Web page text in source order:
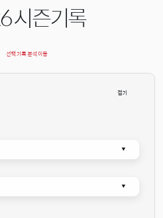
시즌기록
선택 기록 분석 이동
접기